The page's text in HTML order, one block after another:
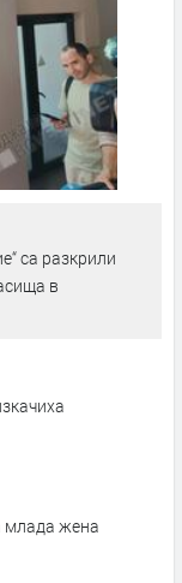
са разкрили
в
млада жена